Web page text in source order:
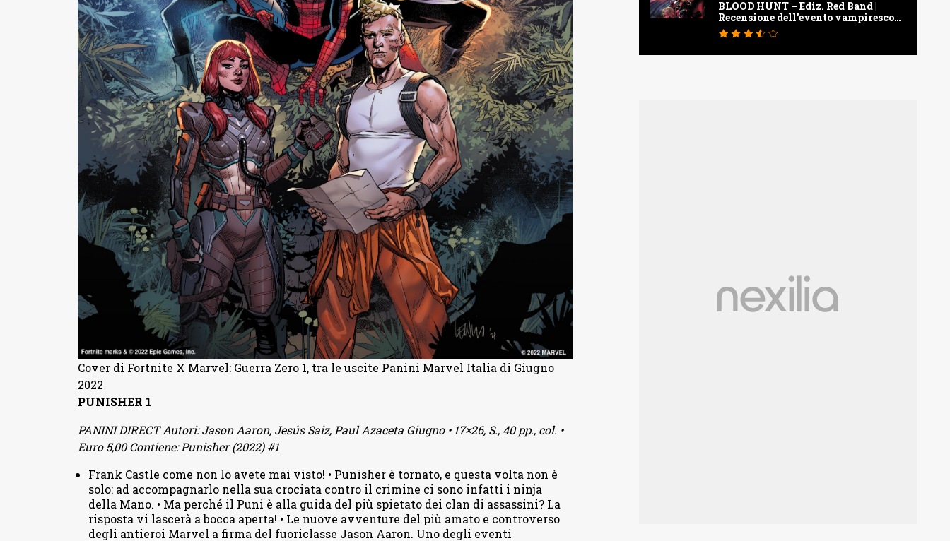
Cover di Fortnite X Marvel: Guerra Zero 1, tra le uscite Panini Marvel Italia di Giugno
2022
PUNISHER 1
PANINI DIRECT Autori: Jason Aaron, Jesús Saiz, Paul Azaceta Giugno • 17×26, S., 40 pp., col. •
Euro 5,00 Contiene: Punisher (2022) #1
Frank Castle come non lo avete mai visto! • Punisher è tornato, e questa volta non è
solo: ad accompagnarlo nella sua crociata contro il crimine ci sono infatti i ninja
della Mano. • Ma perché il Puni è alla guida del più spietato dei clan di assassini? La
risposta vi lascerà a bocca aperta! • Le nuove avventure del più amato e controverso
degli antieroi Marvel a firma del fuoriclasse Jason Aaron. Uno degli eventi
BLOOD HUNT – Ediz. Red Band |
Recensione dell’evento vampiresco
della Marvel